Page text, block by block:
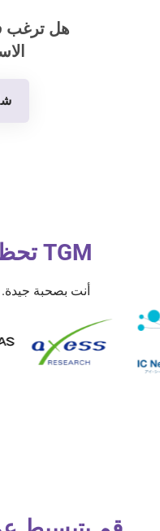
هل ترغب
TGM تحظى بثقة الأفضل
أنت بصحبة